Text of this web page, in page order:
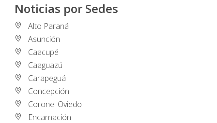
Noticias por Sedes
Alto Paraná
Asunción
Caacupé
Caaguazú
Carapeguá
Concepción
Coronel Oviedo
Encarnación